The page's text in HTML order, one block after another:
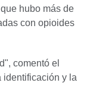
hubo más de
con opioides
comentó el
identificación y la